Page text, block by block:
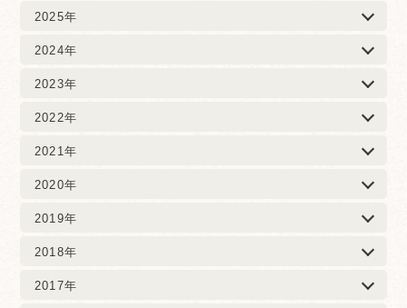
2025年
2024年
2023年
2022年
2021年
2020年
2019年
2018年
2017年